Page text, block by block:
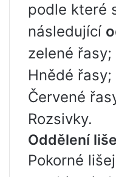
podle které
následující
zelené řasy;
Hnědé řasy;
Červené
Rozsivky.
Oddělení
Pokorné